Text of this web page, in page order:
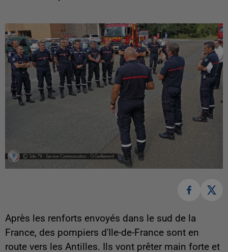
Après les renforts envoyés dans le sud de la
France, des pompiers d'Ile-de-France sont en
route vers les Antilles. Ils vont prêter main forte et